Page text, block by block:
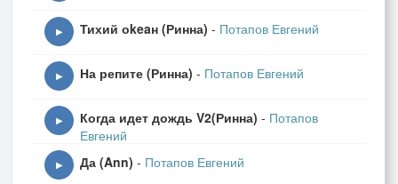
Для нас - командир от Бога.
Робеть не привыкли сроду,
Но мигом уйдём под воду,
И будем молчать, как рыбы.
▶ Тихий оkeaн (Ринна) - Потапов Евгений
▶ На репите (Ринна) - Потапов Евгений
▶ Когда идет дождь V2(Ринна) - Потапов
Евгений
▶ Да (Ann) - Потапов Евгений